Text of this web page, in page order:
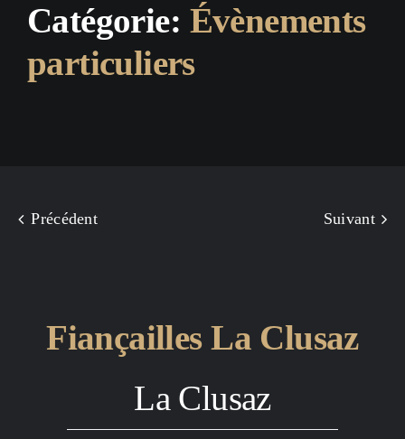
Catégorie: Évènements
particuliers
Fiançailles La Clusaz
La Clusaz